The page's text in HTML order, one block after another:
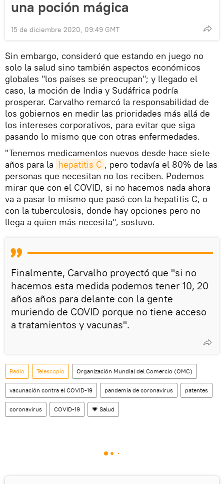
una poción mágica
15 de diciembre 2020, 09:49 GMT
Sin embargo, consideró que estando en juego no
solo la salud sino también aspectos económicos
globales "los países se preocupan"; y llegado el
caso, la moción de India y Sudáfrica podría
prosperar. Carvalho remarcó la responsabilidad de
los gobiernos en medir las prioridades más allá de
los intereses corporativos, para evitar que siga
pasando lo mismo que con otras enfermedades.
"Tenemos medicamentos nuevos desde hace siete
años para la hepatitis C , pero todavía el 80% de las
personas que necesitan no los reciben. Podemos
mirar que con el COVID, si no hacemos nada ahora
va a pasar lo mismo que pasó con la hepatitis C, o
con la tuberculosis, donde hay opciones pero no
llega a quien más necesita", sostuvo.
Finalmente, Carvalho proyectó que "si no
hacemos esta medida podemos tener 10, 20
años años para delante con la gente
muriendo de COVID porque no tiene acceso
a tratamientos y vacunas".
Radio Telescopio Organización Mundial del Comercio (OMC)
vacunación contra el COVID-19 pandemia de coronavirus patentes
coronavirus COVID-19 💗 Salud